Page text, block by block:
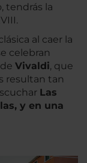
tendrás la
al caer la
celebran
Vivaldi, que
resultan tan
Las
y en una